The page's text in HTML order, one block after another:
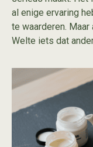
al enige ervaring
te waarderen.
Welte iets dat